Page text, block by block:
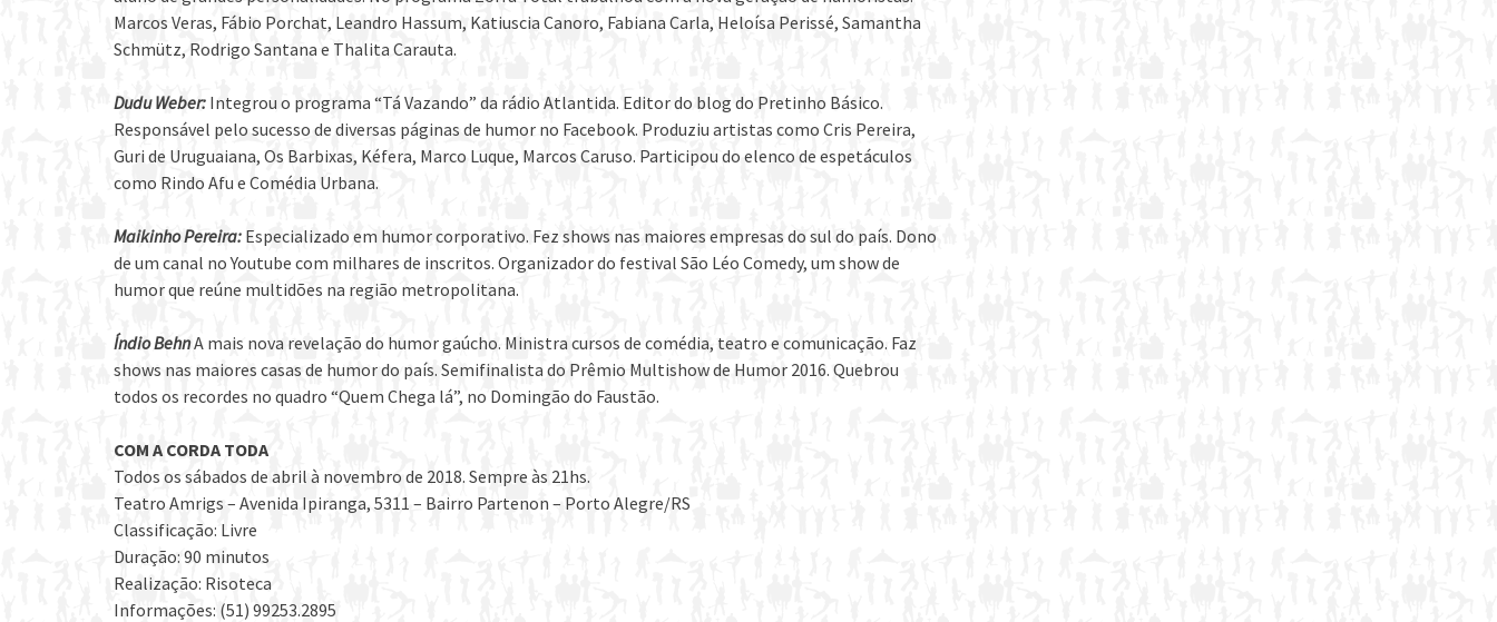
Marcos Veras, Fábio Porchat, Leandro Hassum, Katiuscia Canoro, Fabiana Carla, Heloísa Perissé, Samantha
Schmütz, Rodrigo Santana e Thalita Carauta.
Dudu Weber: Integrou o programa “Tá Vazando” da rádio Atlantida. Editor do blog do Pretinho Básico.
Responsável pelo sucesso de diversas páginas de humor no Facebook. Produziu artistas como Cris Pereira,
Guri de Uruguaiana, Os Barbixas, Kéfera, Marco Luque, Marcos Caruso. Participou do elenco de espetáculos
como Rindo Afu e Comédia Urbana.
Maikinho Pereira: Especializado em humor corporativo. Fez shows nas maiores empresas do sul do país. Dono
de um canal no Youtube com milhares de inscritos. Organizador do festival São Léo Comedy, um show de
humor que reúne multidões na região metropolitana.
Índio BehnA mais nova revelação do humor gaúcho. Ministra cursos de comédia, teatro e comunicação. Faz
shows nas maiores casas de humor do país. Semifinalista do Prêmio Multishow de Humor 2016. Quebrou
todos os recordes no quadro “Quem Chega lá”, no Domingão do Faustão.
COM A CORDA TODA
Todos os sábados de abril à novembro de 2018. Sempre às 21hs.
Teatro Amrigs – Avenida Ipiranga, 5311 – Bairro Partenon – Porto Alegre/RS
Classificação: Livre
Duração: 90 minutos
Realização: Risoteca
Informações: (51) 99253.2895